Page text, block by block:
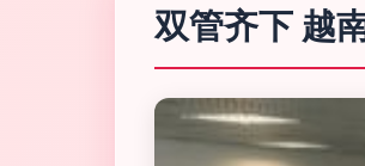
双管齐下 越